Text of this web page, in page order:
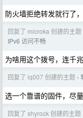
防火墙拒绝转发就行了
回复了 microka 创建的主题
IPv6 访问不畅
为啥用这个拨号，连千
回复了 lq007 创建的主题 ›
选一个靠谱的固件，尽
回复了 shyrock 创建的主题